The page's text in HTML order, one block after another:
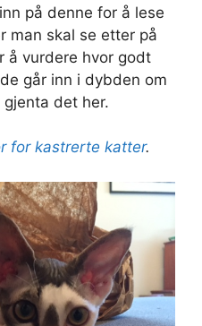
på denne for å lese
man skal se etter på
å vurdere hvor godt
går inn i dybden om
det her.
for kastrerte katter.